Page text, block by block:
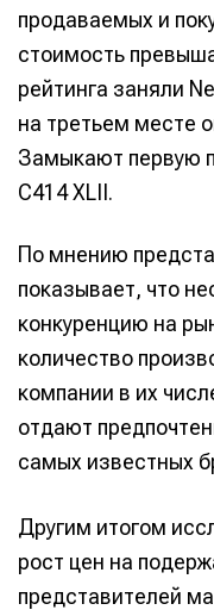
продаваемых и
стоимость
рейтинга заняли
на третьем месте
Замыкают первую
C414 XLII.
По мнению
показывает, что
конкуренцию на
количество
компании в их
отдают
самых известных
Другим итогом
рост цен на
представителей